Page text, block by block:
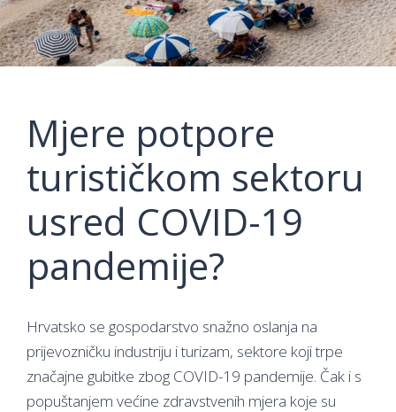
Mjere potpore
turističkom sektoru
usred COVID-19
pandemije?
Hrvatsko se gospodarstvo snažno oslanja na
prijevozničku industriju i turizam, sektore koji trpe
značajne gubitke zbog COVID-19 pandemije. Čak i s
popuštanjem većine zdravstvenih mjera koje su